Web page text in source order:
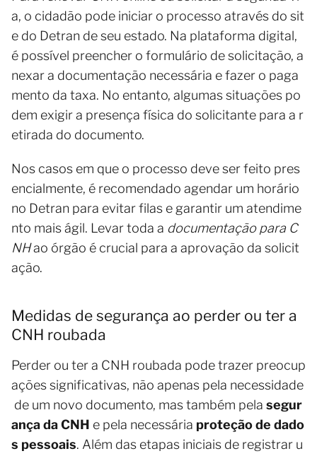
a, o cidadão pode iniciar o processo através do sit
e do Detran de seu estado. Na plataforma digital,
é possível preencher o formulário de solicitação, a
nexar a documentação necessária e fazer o paga
mento da taxa. No entanto, algumas situações po
dem exigir a presença física do solicitante para a r
etirada do documento.
Nos casos em que o processo deve ser feito pres
encialmente, é recomendado agendar um horário
no Detran para evitar filas e garantir um atendime
nto mais ágil. Levar toda a documentação para C
NHao órgão é crucial para a aprovação da solicit
ação.
Medidas de segurança ao perder ou ter a
CNH roubada
Perder ou ter a CNH roubada pode trazer preocup
ações significativas, não apenas pela necessidade
de um novo documento, mas também pela segur
ança da CNH e pela necessária proteção de dado
s pessoais. Além das etapas iniciais de registrar u